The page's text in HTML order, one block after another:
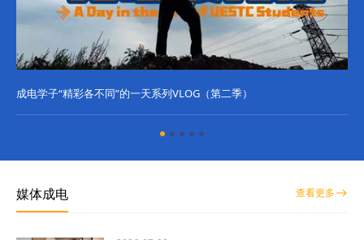
成电学子“精彩各不同”的一天系列VLOG（第二季）
媒体成电 查看更多